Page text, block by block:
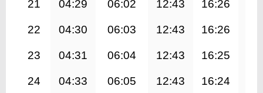
21 04:29 06:02 12:43 16:26
22 04:30 06:03 12:43 16:26
23 04:31 06:04 12:43 16:25
24 04:33 06:05 12:43 16:24